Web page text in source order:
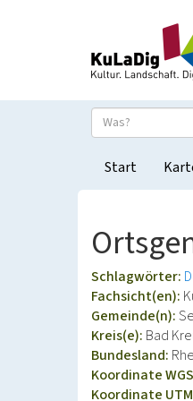
Start
Schlagwörter:
Fachsicht(en):
Gemeinde(n):
Kreis(e): Bad
Bundesland:
Koordinate
Koordinate UTM